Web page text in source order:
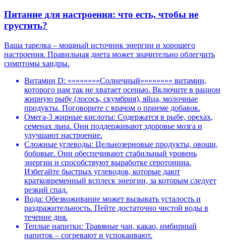
Питание для настроения: что есть, чтобы не
грустить?
Ваша тарелка – мощный источник энергии и хорошего
настроения. Правильная диета может значительно облегчить
симптомы хандры.
Витамин D: «»»»»»»»Солнечный»»»»»»»» витамин,
которого нам так не хватает осенью. Включите в рацион
жирную рыбу (лосось, скумбрия), яйца, молочные
продукты. Поговорите с врачом о приеме добавок.
Омега-3 жирные кислоты: Содержатся в рыбе, орехах,
семенах льна. Они поддерживают здоровье мозга и
улучшают настроение.
Сложные углеводы: Цельнозерновые продукты, овощи,
бобовые. Они обеспечивают стабильный уровень
энергии и способствуют выработке серотонина.
Избегайте быстрых углеводов, которые дают
кратковременный всплеск энергии, за которым следует
резкий спад.
Вода: Обезвоживание может вызывать усталость и
раздражительность. Пейте достаточно чистой воды в
течение дня.
Теплые напитки: Травяные чаи, какао, имбирный
напиток – согревают и успокаивают.